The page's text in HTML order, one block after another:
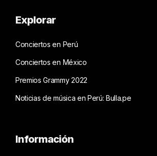
Explorar
Conciertos en Perú
Conciertos en México
Premios Grammy 2022
Noticias de música en Perú: Bulla.pe
Información